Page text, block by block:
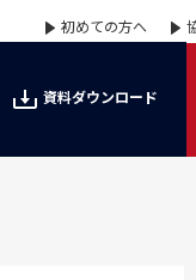
初めての方へ
資料ダウンロード